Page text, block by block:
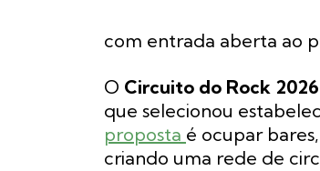
com entrada aberta ao
O Circuito do Rock 2026
que selecionou
proposta é ocupar
criando uma rede de